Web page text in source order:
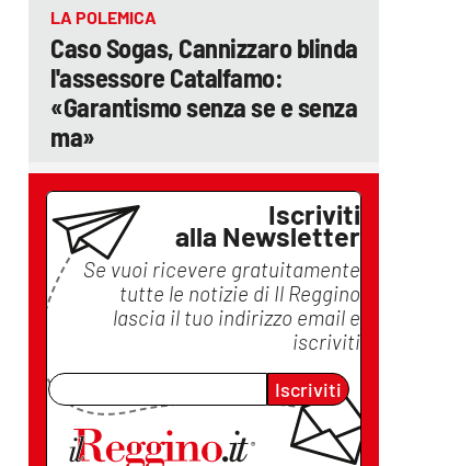
LA POLEMICA
Caso Sogas, Cannizzaro blinda
l'assessore Catalfamo:
«Garantismo senza se e senza
ma»
Iscriviti
alla Newsletter
Se vuoi ricevere gratuitamente
tutte le notizie di Il Reggino
lascia il tuo indirizzo email e
iscriviti
Iscriviti